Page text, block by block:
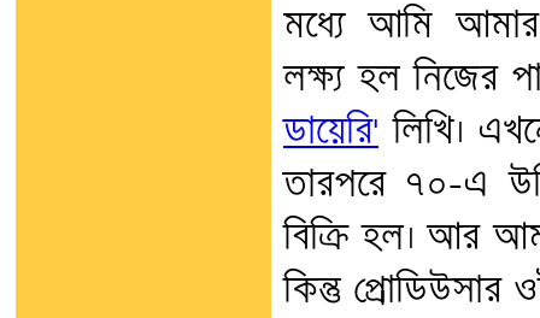
মধ্যে আমি আমার
লক্ষ্য হল নিজের
ডায়েরি' লিখি।
তারপরে ৭০-এ
বিক্রি হল। আর
কিন্তু প্রোডিউসার